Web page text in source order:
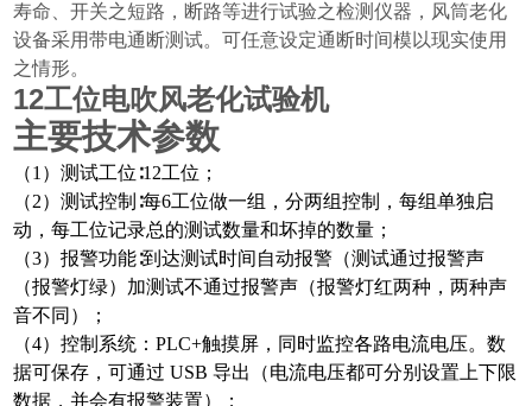
寿命、开关之短路，断路等进行试验之检测仪器，风筒老化
设备采用带电通断测试。可任意设定通断时间模以现实使用
之情形。
12工位电吹风老化试验机
主要技术参数
（1）测试工位∶12工位；
（2）测试控制∶每6工位做一组，分两组控制，每组单独启
动，每工位记录总的测试数量和坏掉的数量；
（3）报警功能∶到达测试时间自动报警（测试通过报警声
（报警灯绿）加测试不通过报警声（报警灯红两种，两种声
音不同）；
（4）控制系统：PLC+触摸屏，同时监控各路电流电压。数
据可保存，可通过 USB导出（电流电压都可分别设置上下限
数据，并会有报警装置）；